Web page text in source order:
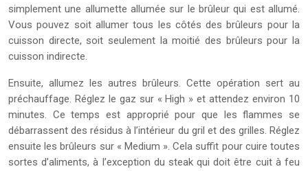
simplement une allumette allumée sur le brûleur qui est allumé.
Vous pouvez soit allumer tous les côtés des brûleurs pour la
cuisson directe, soit seulement la moitié des brûleurs pour la
cuisson indirecte.
Ensuite, allumez les autres brûleurs. Cette opération sert au
préchauffage. Réglez le gaz sur « High » et attendez environ 10
minutes. Ce temps est approprié pour que les flammes se
débarrassent des résidus à l’intérieur du gril et des grilles. Réglez
ensuite les brûleurs sur « Medium ». Cela suffit pour cuire toutes
sortes d’aliments, à l’exception du steak qui doit être cuit à feu